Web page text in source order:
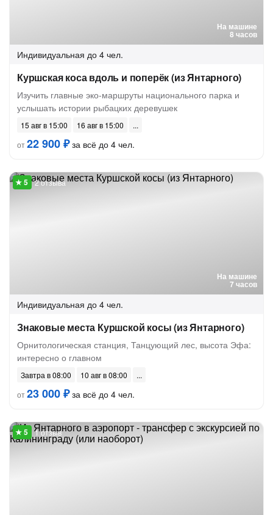
На машине
8 часов
Индивидуальная до 4 чел.
Куршская коса вдоль и поперёк (из Янтарного)
Изучить главные эко-маршруты национального парка и
услышать истории рыбацких деревушек
15 авг в 15:00
16 авг в 15:00
от22 900 ₽за всё до 4 чел.
На машине
7 часов
2 отзыва
Индивидуальная до 4 чел.
Знаковые места Куршской косы (из Янтарного)
Орнитологическая станция, Танцующий лес, высота Эфа:
интересно о главном
Завтра в 08:00
10 авг в 08:00
от23 000 ₽за всё до 4 чел.
1 отзыв